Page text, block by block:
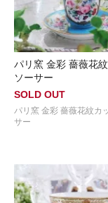
パリ窯 金彩 薔薇花
ソーサー
SOLD OUT
パリ窯 金彩 薔薇花紋カ
サー